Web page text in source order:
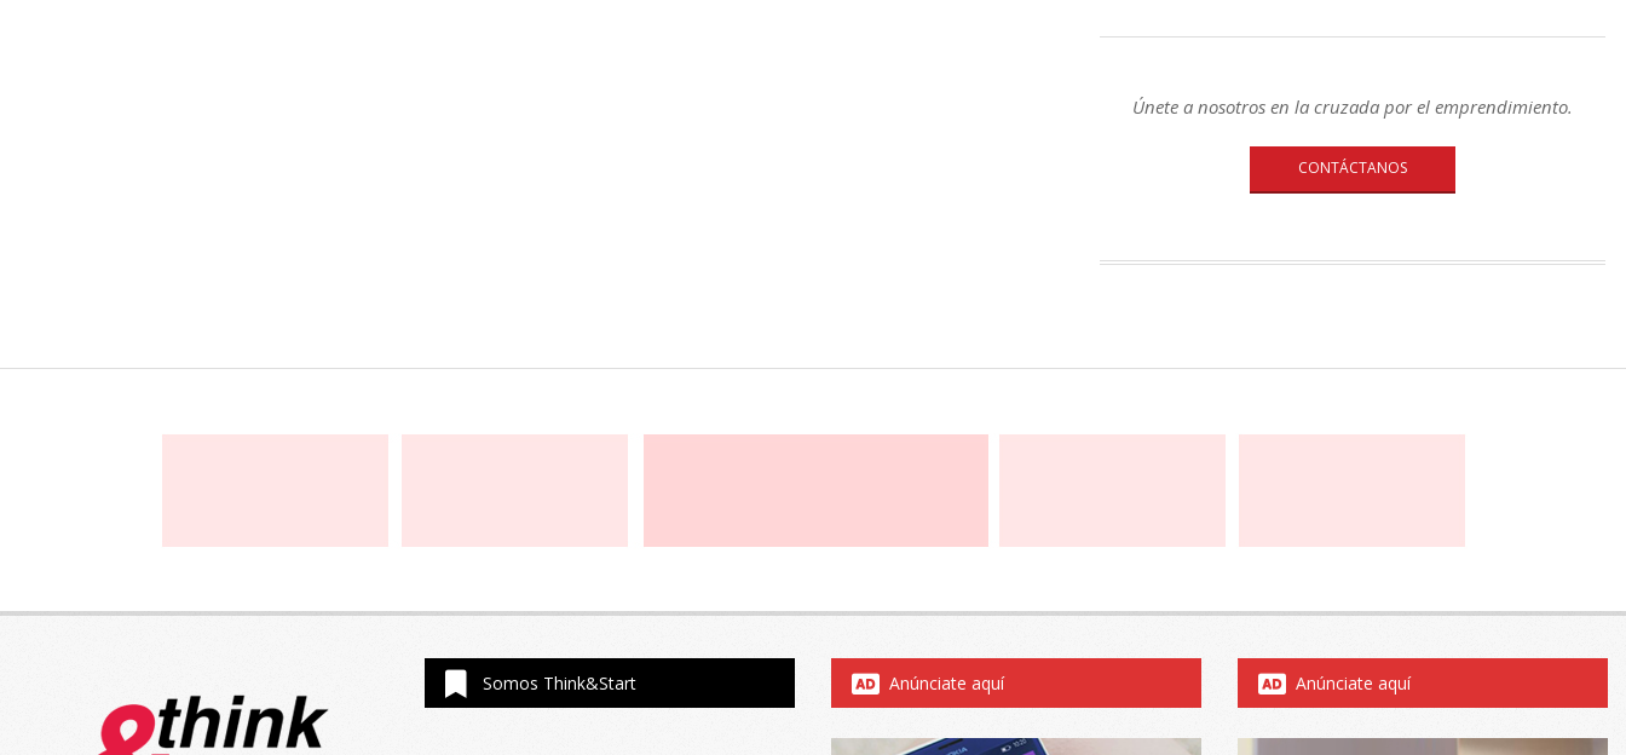
Únete a nosotros en la cruzada por el emprendimiento.
CONTÁCTANOS
Somos Think&Start Anúnciate aquí Anúnciate aquí